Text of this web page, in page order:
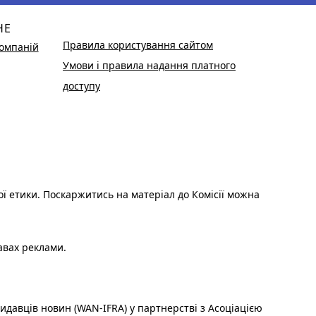
Правила користування сайтом
Умови і правила надання платного
доступу
етики. Поскаржитись на матеріал до Комісії можна
реклами.
новин (WAN-IFRA) у партнерстві з Асоціацією